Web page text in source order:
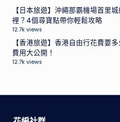
【日本旅遊】沖繩那霸機場首里
裡？4個尋寶點帶你輕鬆攻略
12.7k views
【香港旅遊】香港自由行花費要
費用大公開！
12.7k views